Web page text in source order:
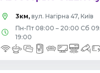
3км, вул. Нагірна 47, Київ
Пн-Пт 08:00 – 20:00 Сб
19:00